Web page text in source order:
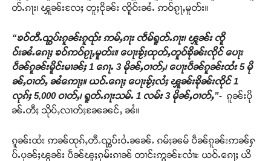
တ်ႉၵႃး၊ ၾူၼ်းလႄႈ တူႈငိုၼ်း ၸိူဝ်းၼႆႉ ဢဝ်ၵႂႃႇမူတ်း။
“ၶဝ်တီႉၺွပ်းၵူၼ်းၵူၺ်း ဢမ်ႇၵႃး ၸဵမ်ရူတ်ႉၵႃး၊ ၾူၼ်း ၸိူ
ဝ်းၼႆႉၵေႃႈ ၶဝ်ဢဝ်ၵႂႃႇမူတ်း။ ပေႃးၶႂ်ႈထုတ်ႇတူဝ်ၶိုၼ်းၸိုင် ပေႃး
ပဵၼ်ၵူၼ်းမိူင်းမၢၼ်ႈ 1 ၵေႃႉ 3 မိုၼ်ႇဝၢတ်ႇ၊ ပေႃးပဵၼ်ၵူၼ်းထႆး 5 မို
ၼ်ႇဝၢတ်ႇ ၼႆဢေႃႈ။ ယဝ်ႉၵေႃႈ ပေႃးၶႂ်ႈလႆႈ ၾူၼ်းၶိုၼ်းၸိုင် 1
လုၵ်ႈ 5,000 ဝၢတ်ႇ၊ ရူတ်ႉၵႃးသမ်ႉ 1 လမ်း 3 မိုၼ်ႇဝၢတ်ႇ”- ၵူၼ်းပို
ၼ်ႉတီႈ သိုပ်ႇလၢတ်ႈၼႄၼင်ႇ ၼႆ။
ၵူၼ်းထႆး ဢၼ်ထုၵ်ႇတီႉၺွပ်းဝႆႉၼၼ်ႉ ၵမ်ႈၼမ် ပဵၼ်ၵူၼ်းဢၼ်ႁ
ပ်ႉပုၼ်ႈၽွၼ်း ပဵၼ်ၽူႈၵုမ်းၵၢၼ် တၢင်းဢွၼ်ႊလၢႆႊ ယဝ်ႉၵေႃႈ ယိ